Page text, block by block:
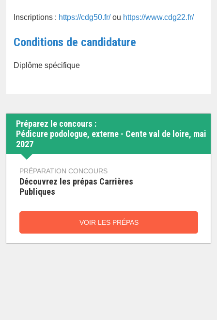
Inscriptions : https://cdg50.fr/ou https://www.cdg22.fr/
Conditions de candidature
Diplôme spécifique
Préparez le concours :
Pédicure podologue, externe - Cente val de loire, mai
2027
PRÉPARATION CONCOURS
Découvrez les prépas Carrières
Publiques
VOIR LES PRÉPAS